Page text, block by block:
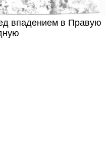
впадением в Правую